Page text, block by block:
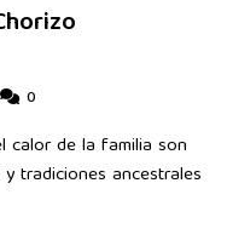
0
calor de la familia son
tradiciones ancestrales